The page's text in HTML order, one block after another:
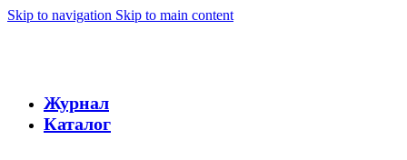
Skip to navigation Skip to main content
Журнал
Каталог